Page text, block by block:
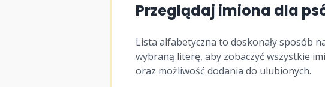
10 ♂Opal
11 ♂Orion
Przeglądaj imiona dla
Lista alfabetyczna to doskonały sposób
wybraną literę, aby zobaczyć wszystkie
oraz możliwość dodania do ulubionych.